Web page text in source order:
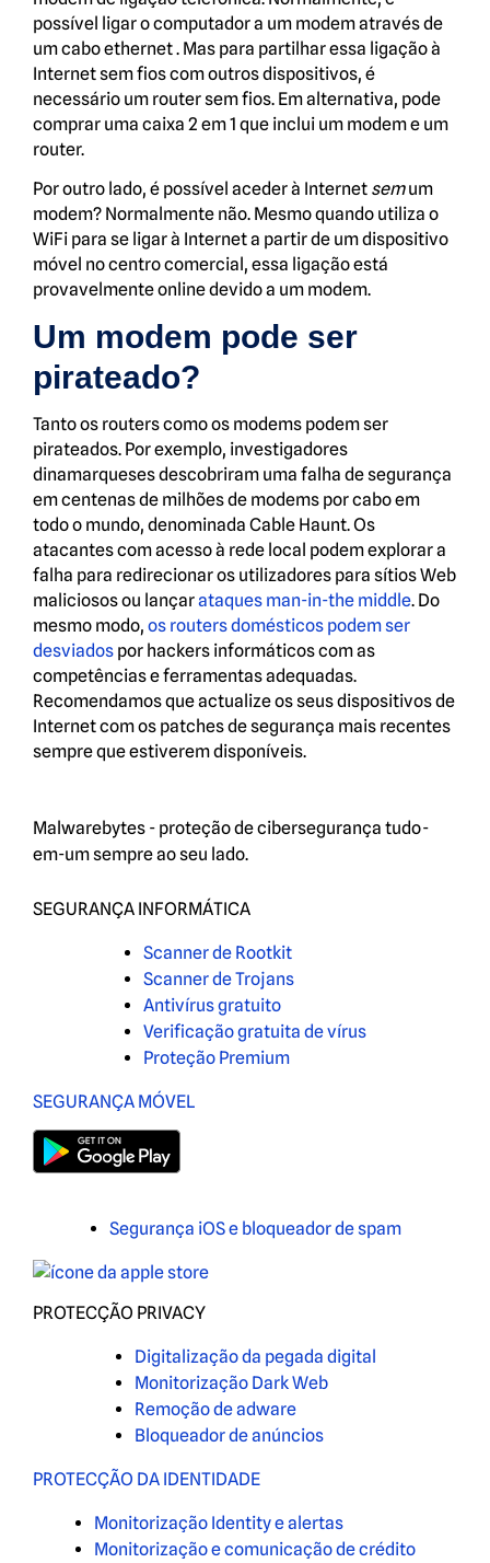
possível ligar o computador a um modem através de
um cabo ethernet . Mas para partilhar essa ligação à
Internet sem fios com outros dispositivos, é
necessário um router sem fios. Em alternativa, pode
comprar uma caixa 2 em 1 que inclui um modem e um
router.
Por outro lado, é possível aceder à Internet semum
modem? Normalmente não. Mesmo quando utiliza o
WiFi para se ligar à Internet a partir de um dispositivo
móvel no centro comercial, essa ligação está
provavelmente online devido a um modem.
Um modem pode ser
pirateado?
Tanto os routers como os modems podem ser
pirateados. Por exemplo, investigadores
dinamarqueses descobriram uma falha de segurança
em centenas de milhões de modems por cabo em
todo o mundo, denominada Cable Haunt. Os
atacantes com acesso à rede local podem explorar a
falha para redirecionar os utilizadores para sítios Web
maliciosos ou lançarataques man-in-the middle. Do
mesmo modo, os routers domésticos podem ser
desviados por hackers informáticos com as
competências e ferramentas adequadas.
Recomendamos que actualize os seus dispositivos de
Internet com os patches de segurança mais recentes
sempre que estiverem disponíveis.
Malwarebytes - proteção de cibersegurança tudo-
em-um sempre ao seu lado.
SEGURANÇA INFORMÁTICA
Scanner de Rootkit
Scanner de Trojans
Antivírus gratuito
Verificação gratuita de vírus
Proteção Premium
SEGURANÇA MÓVEL
Segurança iOS e bloqueador de spam
PROTECÇÃO PRIVACY
Digitalização da pegada digital
Monitorização Dark Web
Remoção de adware
Bloqueador de anúncios
PROTECÇÃO DA IDENTIDADE
Monitorização Identity e alertas
Monitorização e comunicação de crédito